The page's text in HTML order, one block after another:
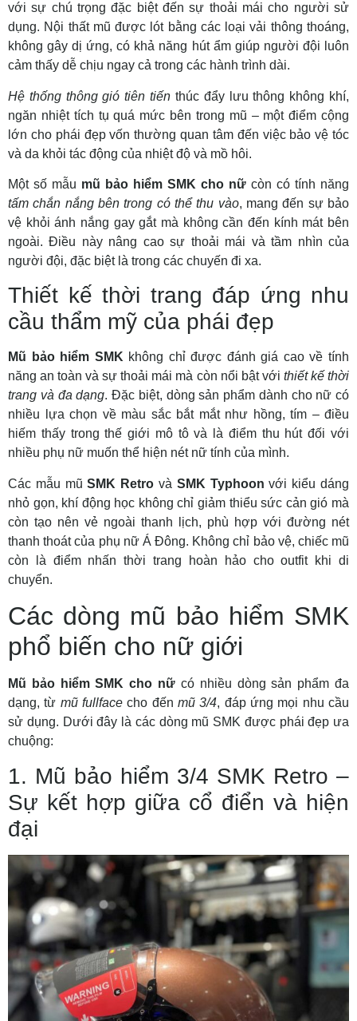
với sự chú trọng đặc biệt đến sự thoải mái cho người sử
dụng. Nội thất mũ được lót bằng các loại vải thông thoáng,
không gây dị ứng, có khả năng hút ẩm giúp người đội luôn
cảm thấy dễ chịu ngay cả trong các hành trình dài.
Hệ thống thông gió tiên tiến thúc đẩy lưu thông không khí,
ngăn nhiệt tích tụ quá mức bên trong mũ – một điểm cộng
lớn cho phái đẹp vốn thường quan tâm đến việc bảo vệ tóc
và da khỏi tác động của nhiệt độ và mồ hôi.
Một số mẫu mũ bảo hiểm SMK cho nữ còn có tính năng
tấm chắn nắng bên trong có thể thu vào, mang đến sự bảo
vệ khỏi ánh nắng gay gắt mà không cần đến kính mát bên
ngoài. Điều này nâng cao sự thoải mái và tầm nhìn của
người đội, đặc biệt là trong các chuyến đi xa.
Thiết kế thời trang đáp ứng nhu
cầu thẩm mỹ của phái đẹp
Mũ bảo hiểm SMKkhông chỉ được đánh giá cao về tính
năng an toàn và sự thoải mái mà còn nổi bật với thiết kế thời
trang và đa dạng. Đặc biệt, dòng sản phẩm dành cho nữ có
nhiều lựa chọn về màu sắc bắt mắt như hồng, tím – điều
hiếm thấy trong thế giới mô tô và là điểm thu hút đối với
nhiều phụ nữ muốn thể hiện nét nữ tính của mình.
Các mẫu mũSMK Retro và SMK Typhoon với kiểu dáng
nhỏ gọn, khí động học không chỉ giảm thiểu sức cản gió mà
còn tạo nên vẻ ngoài thanh lịch, phù hợp với đường nét
thanh thoát của phụ nữ Á Đông. Không chỉ bảo vệ, chiếc mũ
còn là điểm nhấn thời trang hoàn hảo cho outfit khi di
chuyển.
Các dòng mũ bảo hiểm SMK
phổ biến cho nữ giới
Mũ bảo hiểm SMK cho nữ có nhiều dòng sản phẩm đa
dạng, từ mũ fullface cho đếnmũ 3/4, đáp ứng mọi nhu cầu
sử dụng. Dưới đây là các dòng mũ SMK được phái đẹp ưa
chuộng:
1. Mũ bảo hiểm 3/4 SMK Retro –
Sự kết hợp giữa cổ điển và hiện
đại